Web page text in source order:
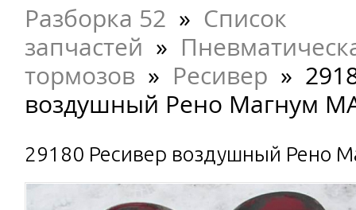
Разборка 52 » Список
запчастей »
тормозов » Ресивер »
воздушный Рено Магнум
29180 Ресивер воздушный Рено